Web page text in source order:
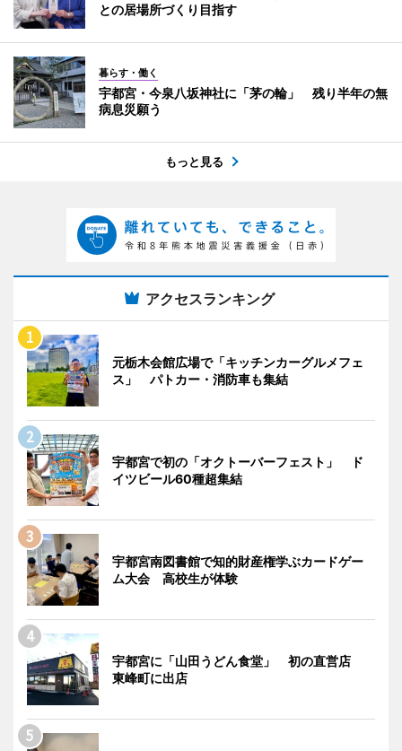
との居場所づくり目指す
暮らす・働く
宇都宮・今泉八坂神社に「茅の輪」 残り半年の無
病息災願う
もっと見る
アクセスランキング
元栃木会館広場で「キッチンカーグルメフェ
ス」 パトカー・消防車も集結
宇都宮で初の「オクトーバーフェスト」 ド
イツビール60種超集結
宇都宮南図書館で知的財産権学ぶカードゲー
ム大会 高校生が体験
宇都宮に「山田うどん食堂」 初の直営店
東峰町に出店